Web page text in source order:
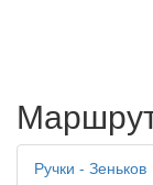
Ручки - Зеньков